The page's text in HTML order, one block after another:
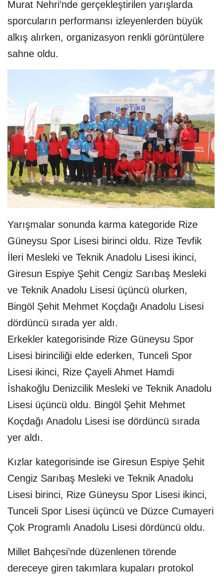
Murat Nehri’nde gerçekleştirilen yarışlarda
sporcuların performansı izleyenlerden büyük
alkış alırken, organizasyon renkli görüntülere
sahne oldu.
Yarışmalar sonunda karma kategoride Rize
Güneysu Spor Lisesi birinci oldu. Rize Tevfik
İleri Mesleki ve Teknik Anadolu Lisesi ikinci,
Giresun Espiye Şehit Cengiz Sarıbaş Mesleki
ve Teknik Anadolu Lisesi üçüncü olurken,
Bingöl Şehit Mehmet Koçdağı Anadolu Lisesi
dördüncü sırada yer aldı.
Erkekler kategorisinde Rize Güneysu Spor
Lisesi birinciliği elde ederken, Tunceli Spor
Lisesi ikinci, Rize Çayeli Ahmet Hamdi
İshakoğlu Denizcilik Mesleki ve Teknik Anadolu
Lisesi üçüncü oldu. Bingöl Şehit Mehmet
Koçdağı Anadolu Lisesi ise dördüncü sırada
yer aldı.
Kızlar kategorisinde ise Giresun Espiye Şehit
Cengiz Sarıbaş Mesleki ve Teknik Anadolu
Lisesi birinci, Rize Güneysu Spor Lisesi ikinci,
Tunceli Spor Lisesi üçüncü ve Düzce Cumayeri
Çok Programlı Anadolu Lisesi dördüncü oldu.
Millet Bahçesi’nde düzenlenen törende
dereceye giren takımlara kupaları protokol